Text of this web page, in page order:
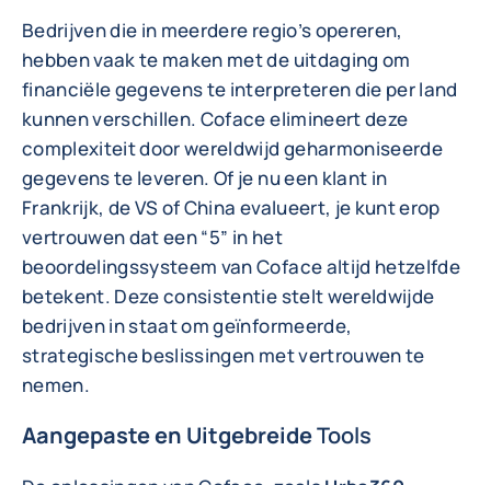
Bedrijven die in meerdere regio’s opereren,
hebben vaak te maken met de uitdaging om
financiële gegevens te interpreteren die per land
kunnen verschillen. Coface elimineert deze
complexiteit door wereldwijd geharmoniseerde
gegevens te leveren. Of je nu een klant in
Frankrijk, de VS of China evalueert, je kunt erop
vertrouwen dat een “5” in het
beoordelingssysteem van Coface altijd hetzelfde
betekent. Deze consistentie stelt wereldwijde
bedrijven in staat om geïnformeerde,
strategische beslissingen met vertrouwen te
nemen.
Aangepaste en UitgebreideTools